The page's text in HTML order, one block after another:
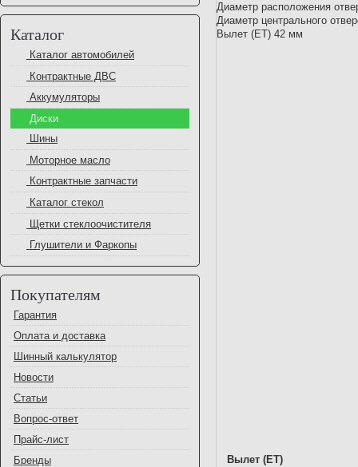
Каталог
Каталог автомобилей
Контрактные ДВС
Аккумуляторы
Диски
Шины
Моторное масло
Контрактные запчасти
Каталог стекол
Щетки стеклоочистителя
Глушители и Фаркопы
Покупателям
Гарантия
Оплата и доставка
Шинный калькулятор
Новости
Статьи
Вопрос-ответ
Прайс-лист
Бренды
Диаметр расположения
Диаметр центрального
Вылет (ET) 42 мм
Вылет (ET)